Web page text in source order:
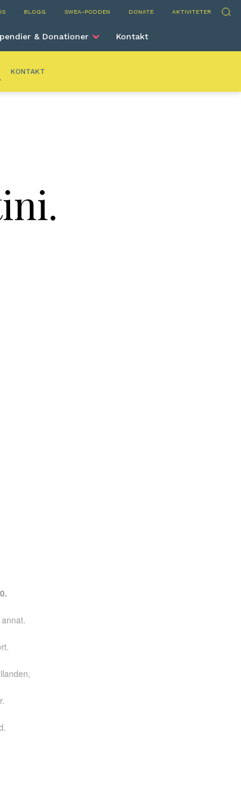
BLOGG SWEA-PODDEN DONATE AKTIVITETER Sök
& Donationer Kontakt
KONTAKT